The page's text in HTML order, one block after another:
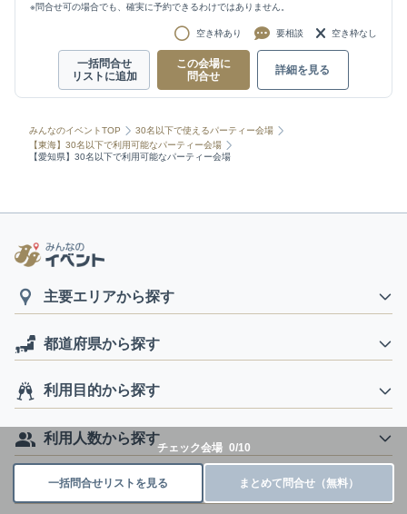
※問合せ可の場合でも、確実に予約できるわけではありません。
空き枠あり 要相談 空き枠なし
一括問合せ
リストに追加
この会場に
問合せ
詳細を見る
みんなのイベントTOP
30名以下で使えるパーティー会場
【東海】30名以下で利用可能なパーティー会場
【愛知県】30名以下で利用可能なパーティー会場
チェック会場 0/10
一括問合せリストを見る まとめて問合せ（無料）
主要エリアから探す
都道府県から探す
利用目的から探す
利用人数から探す
予算から探す